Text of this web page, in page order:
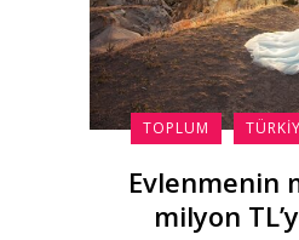
TOPLUM
Evlenmenin
milyon